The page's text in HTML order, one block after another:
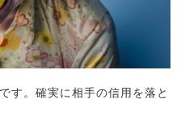
す。確実に相手の信用を落と